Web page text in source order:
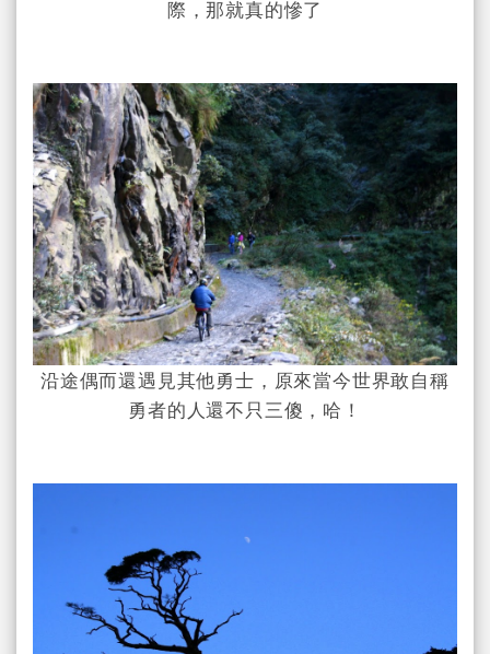
際，那就真的慘了
沿途偶而還遇見其他勇士，原來當今世界敢自稱
勇者的人還不只三傻，哈！